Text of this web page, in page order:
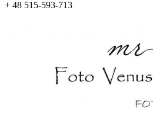
+ 48 515-593-713